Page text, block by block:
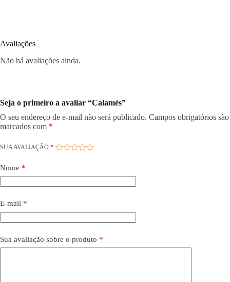
Avaliações
Não há avaliações ainda.
Seja o primeiro a avaliar “Calamès”
O seu endereço de e-mail não será publicado. Campos obrigatórios são
marcados com *
SUA AVALIAÇÃO *
Nome *
E-mail *
Sua avaliação sobre o produto *